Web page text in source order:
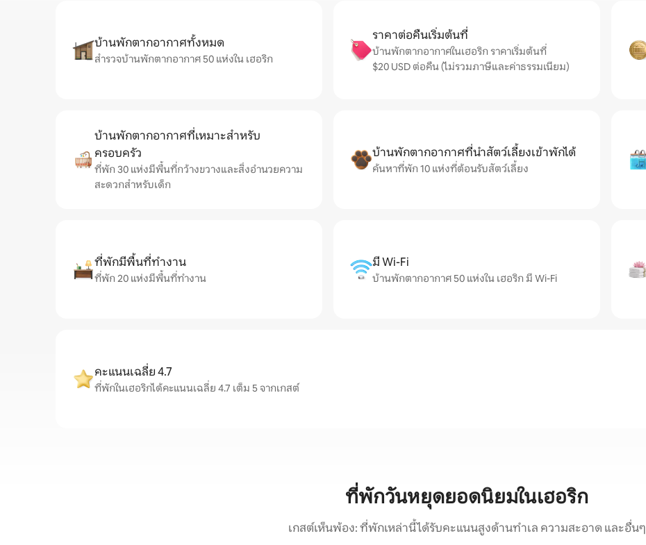
บ้านพักตากอากาศทั้งหมด
สำรวจบ้านพักตากอากาศ 50 แห่งใน เฮอริก
ราคาต่อคืนเริ่มต้นที่
บ้านพักตากอากาศในเฮอริก ราคาเริ่มต้นที่
$20 USD ต่อคืน (ไม่รวมภาษีและค่าธรรมเนียม)
บ้านพักตากอากาศที่เหมาะสำหรับ
ครอบครัว
ที่พัก 30 แห่งมีพื้นที่กว้างขวางและสิ่งอำนวยความ
สะดวกสำหรับเด็ก
บ้านพักตากอากาศที่นำสัตว์เลี้ยงเข้าพักได้
ค้นหาที่พัก 10 แห่งที่ต้อนรับสัตว์เลี้ยง
ที่พักมีพื้นที่ทำงาน
ที่พัก 20 แห่งมีพื้นที่ทำงาน
มี Wi-Fi
บ้านพักตากอากาศ 50 แห่งใน เฮอริก มี Wi-Fi
คะแนนเฉลี่ย 4.7
ที่พักในเฮอริกได้คะแนนเฉลี่ย 4.7 เต็ม 5 จากเกสต์
ที่พักวันหยุดยอดนิยมในเฮอริก
เกสต์เห็นพ้อง: ที่พักเหล่านี้ได้รับคะแนนสูงด้านทำเล ความสะอาด และอื่นๆ